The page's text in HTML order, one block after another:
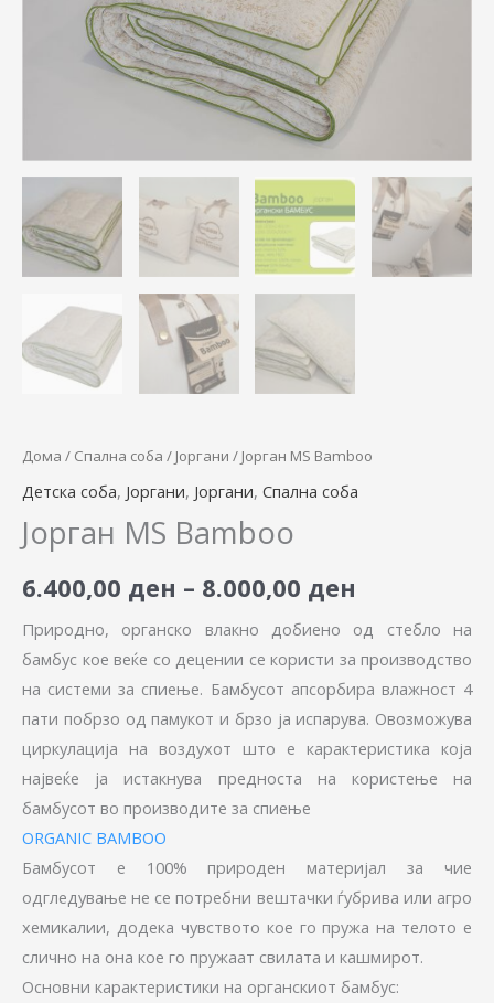
Дома / Спална соба / Јоргани / Јорган MS Bamboo
Детска соба, Јоргани, Јоргани, Спална соба
Јорган MS Bamboo
6.400,00 ден – 8.000,00 ден
8.000,00
Природно, органско влакно добиено од стебло на
бамбус кое веќе со децении се користи за производство
на системи за спиење. Бамбусот апсорбира влажност 4
пати побрзо од памукот и брзо ја испарува. Овозможува
циркулација на воздухот што е карактеристика која
највеќе ја истакнува предноста на користење на
бамбусот во производите за спиење
ORGANIC BAMBOO
Бамбусот е 100% природен материјал за чие
одгледување не се потребни вештачки ѓубрива или агро
хемикалии, додека чувството кое го пружа на телото е
слично на она кое го пружаат свилата и кашмирот.
Основни карактеристики на органскиот бамбус: